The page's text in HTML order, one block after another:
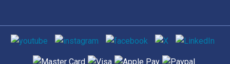
Mezzi sociali
Metodi di pagamento supportati